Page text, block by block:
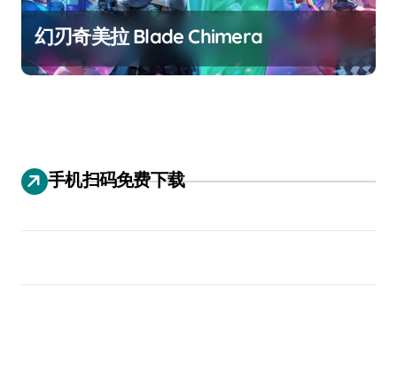
幻刃奇美拉 Blade Chimera
手机扫码免费下载